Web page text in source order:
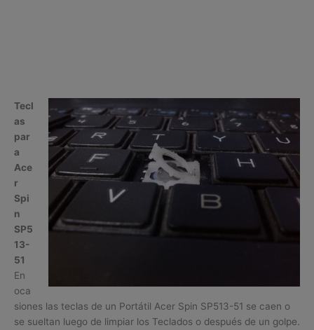
Tecl
as
par
a
Ace
r
Spi
n
SP5
13-
51
En
oca
siones las teclas de un Portátil Acer Spin SP513-51 se caen o
se sueltan luego de limpiar los Teclados o después de un golpe.